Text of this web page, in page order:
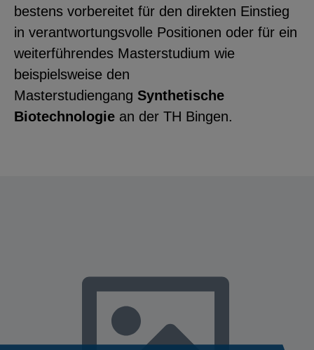
bestens vorbereitet für den direkten Einstieg
in verantwortungsvolle Positionen oder für ein
weiterführendes Masterstudium wie
beispielsweise den
Masterstudiengang Synthetische
Biotechnologie an der TH Bingen.